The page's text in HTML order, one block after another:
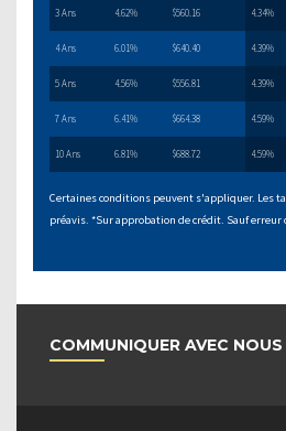
3 Ans 4.62% $560.16 4.34%
4 Ans 6.01% $640.40 4.39%
5 Ans 4.56% $556.81 4.39%
7 Ans 6.41% $664.38 4.59%
10 Ans 6.81% $688.72 4.59%
Certaines conditions peuvent s'appliquer. Les
préavis. *Sur approbation de crédit. Sauf erreur
COMMUNIQUER AVEC NOUS